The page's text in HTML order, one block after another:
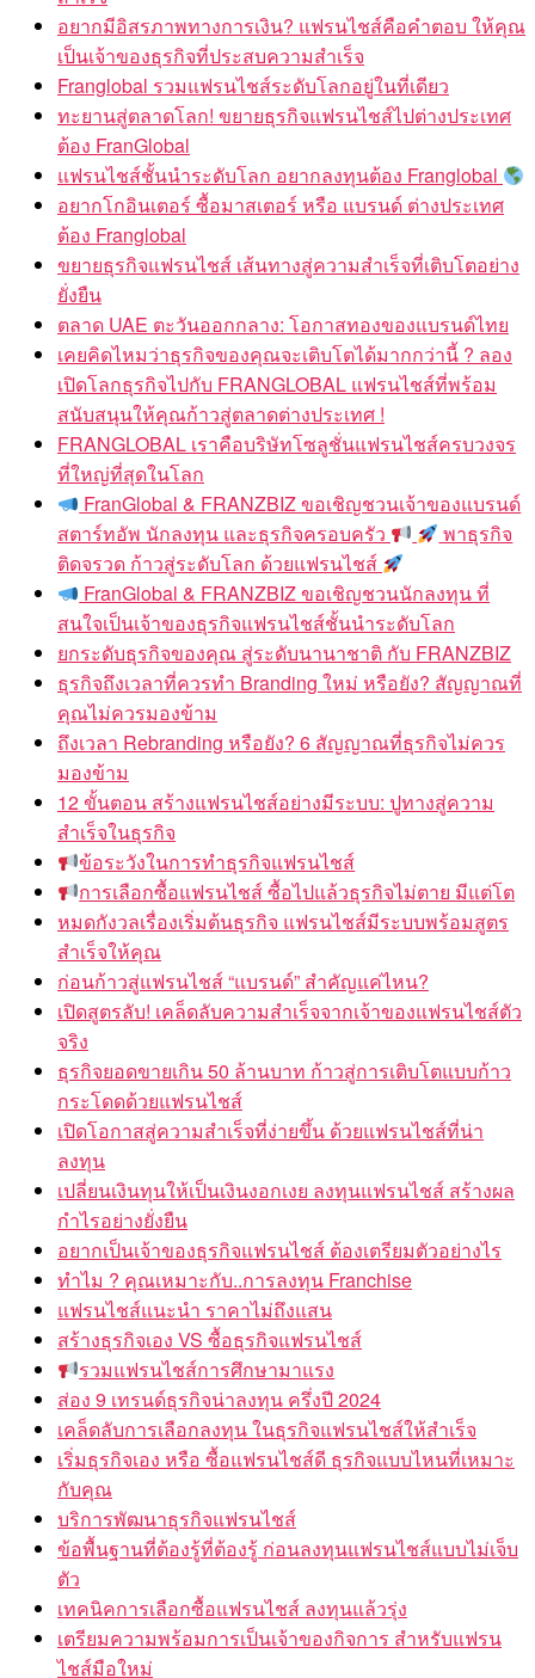
อยากมีอิสรภาพทางการเงิน? แฟรนไชส์คือคำตอบ ให้คุณ
เป็นเจ้าของธุรกิจที่ประสบความสำเร็จ
Franglobal รวมแฟรนไชส์ระดับโลกอยู่ในที่เดียว
ทะยานสู่ตลาดโลก! ขยายธุรกิจแฟรนไชส์ไปต่างประเทศ
ต้อง FranGlobal
แฟรนไชส์ชั้นนำระดับโลก อยากลงทุนต้อง Franglobal
อยากโกอินเตอร์ ซื้อมาสเตอร์ หรือ แบรนด์ ต่างประเทศ
ต้อง Franglobal
ขยายธุรกิจแฟรนไชส์ เส้นทางสู่ความสำเร็จที่เติบโตอย่าง
ยั่งยืน
ตลาด UAE ตะวันออกกลาง: โอกาสทองของแบรนด์ไทย
เคยคิดไหมว่าธุรกิจของคุณจะเติบโตได้มากกว่านี้ ? ลอง
เปิดโลกธุรกิจไปกับ FRANGLOBAL แฟรนไชส์ที่พร้อม
สนับสนุนให้คุณก้าวสู่ตลาดต่างประเทศ !
FRANGLOBAL เราคือบริษัทโซลูชั่นแฟรนไชส์ครบวงจร
ที่ใหญ่ที่สุดในโลก
FranGlobal & FRANZBIZ ขอเชิญชวนเจ้าของแบรนด์
สตาร์ทอัพ นักลงทุน และธุรกิจครอบครัว
พาธุรกิจ
ติดจรวด ก้าวสู่ระดับโลก ด้วยแฟรนไชส์
FranGlobal & FRANZBIZ ขอเชิญชวนนักลงทุน ที่
สนใจเป็นเจ้าของธุรกิจแฟรนไชส์ชั้นนำระดับโลก
ยกระดับธุรกิจของคุณ สู่ระดับนานาชาติ กับ FRANZBIZ
ธุรกิจถึงเวลาที่ควรทำ Branding ใหม่ หรือยัง? สัญญาณที่
คุณไม่ควรมองข้าม
ถึงเวลา Rebranding หรือยัง? 6 สัญญาณที่ธุรกิจไม่ควร
มองข้าม
12 ขั้นตอน สร้างแฟรนไชส์อย่างมีระบบ: ปูทางสู่ความ
สำเร็จในธุรกิจ
ข้อระวังในการทำธุรกิจแฟรนไชส์
การเลือกซื้อแฟรนไชส์ ซื้อไปแล้วธุรกิจไม่ตาย มีแต่โต
หมดกังวลเรื่องเริ่มต้นธุรกิจ แฟรนไชส์มีระบบพร้อมสูตร
สำเร็จให้คุณ
ก่อนก้าวสู่แฟรนไชส์ “แบรนด์” สำคัญแค่ไหน?
เปิดสูตรลับ! เคล็ดลับความสำเร็จจากเจ้าของแฟรนไชส์ตัว
จริง
ธุรกิจยอดขายเกิน 50 ล้านบาท ก้าวสู่การเติบโตแบบก้าว
กระโดดด้วยแฟรนไชส์
เปิดโอกาสสู่ความสำเร็จที่ง่ายขึ้น ด้วยแฟรนไชส์ที่น่า
ลงทุน
เปลี่ยนเงินทุนให้เป็นเงินงอกเงย ลงทุนแฟรนไชส์ สร้างผล
กำไรอย่างยั่งยืน
อยากเป็นเจ้าของธุรกิจแฟรนไชส์ ต้องเตรียมตัวอย่างไร
ทำไม ? คุณเหมาะกับ..การลงทุน Franchise
แฟรนไชส์แนะนำ ราคาไม่ถึงแสน
สร้างธุรกิจเอง VS ซื้อธุรกิจแฟรนไชส์
รวมแฟรนไชส์การศึกษามาแรง
ส่อง 9 เทรนด์ธุรกิจน่าลงทุน ครึ่งปี 2024
เคล็ดลับการเลือกลงทุน ในธุรกิจแฟรนไชส์ให้สำเร็จ
เริ่มธุรกิจเอง หรือ ซื้อแฟรนไชส์ดี ธุรกิจแบบไหนที่เหมาะ
กับคุณ
บริการพัฒนาธุรกิจแฟรนไชส์
ข้อพื้นฐานที่ต้องรู้ที่ต้องรู้ ก่อนลงทุนแฟรนไชส์แบบไม่เจ็บ
ตัว
เทคนิคการเลือกซื้อแฟรนไชส์ ลงทุนแล้วรุ่ง
เตรียมความพร้อมการเป็นเจ้าของกิจการ สำหรับแฟรน
ไชส์มือใหม่